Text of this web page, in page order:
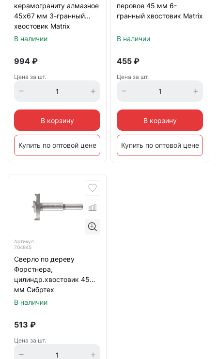
керамограниту алмазное
45х67 мм 3-гранный
хвостовик Matrix
В наличии
994 ₽
Цена за шт.
В корзину
Купить по оптовой цене
перовое 45 мм 6-
гранный хвостовик Matrix
В наличии
455 ₽
Цена за шт.
В корзину
Купить по оптовой цене
Артикул
704845
Сверло по дереву
Форстнера,
цилиндр.хвостовик 45
мм Сибртех
В наличии
513 ₽
Цена за шт.